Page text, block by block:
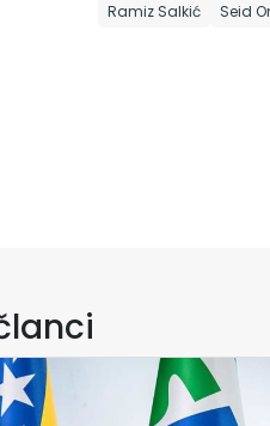
Ramiz Salkić Seid